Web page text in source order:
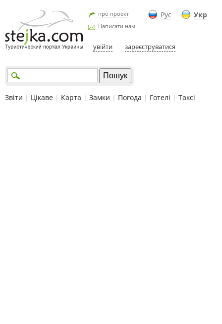
Рус Укр
про проект
Написати нам
увійти зареєструватися
Звіти | Цікаве | Карта | Замки | Погода | Готелі | Таксі